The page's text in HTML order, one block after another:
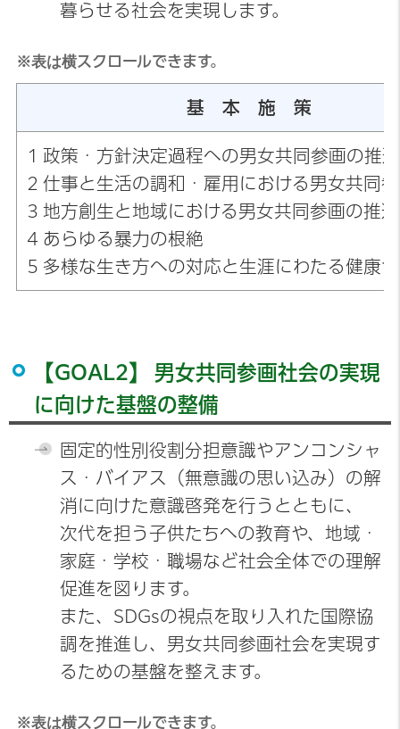
暮らせる社会を実現します。
※表は横スクロールできます。
基 本 施 策
1 政策・方針決定過程への男女共同参画の推進
2 仕事と生活の調和・雇用における男女共同
3 地方創生と地域における男女共同参画の推進
4 あらゆる暴力の根絶
5 多様な生き方への対応と生涯にわたる健康
【GOAL2】 男女共同参画社会の実現
に向けた基盤の整備
固定的性別役割分担意識やアンコンシャ
ス・バイアス（無意識の思い込み）の解
消に向けた意識啓発を行うとともに、
次代を担う子供たちへの教育や、地域・
家庭・学校・職場など社会全体での理解
促進を図ります。
また、SDGsの視点を取り入れた国際協
調を推進し、男女共同参画社会を実現す
るための基盤を整えます。
※表は横スクロールできます。